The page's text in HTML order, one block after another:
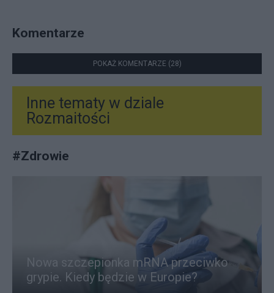
Komentarze
POKAŻ KOMENTARZE (28)
Inne tematy w dziale
Rozmaitości
#Zdrowie
Nowa szczepionka mRNA przeciwko
grypie. Kiedy będzie w Europie?